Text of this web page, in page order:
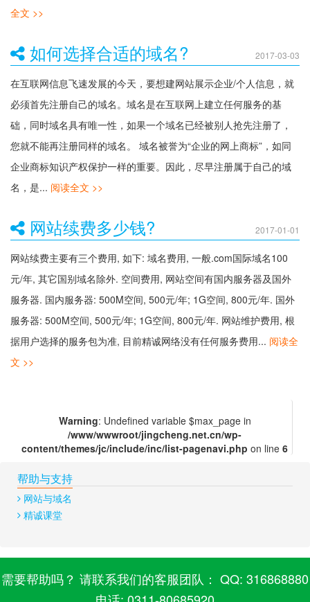
全文 >>
如何选择合适的域名? 2017-03-03
在互联网信息飞速发展的今天，要想建网站展示企业/个人信息，就
必须首先注册自己的域名。域名是在互联网上建立任何服务的基
础，同时域名具有唯一性，如果一个域名已经被别人抢先注册了，
您就不能再注册同样的域名。 域名被誉为“企业的网上商标”，如同
企业商标知识产权保护一样的重要。因此，尽早注册属于自己的域
名，是... 阅读全文 >>
网站续费多少钱? 2017-01-01
网站续费主要有三个费用, 如下: 域名费用, 一般.com国际域名100
元/年, 其它国别域名除外. 空间费用, 网站空间有国内服务器及国外
服务器. 国内服务器: 500M空间, 500元/年; 1G空间, 800元/年. 国外
服务器: 500M空间, 500元/年; 1G空间, 800元/年. 网站维护费用, 根
据用户选择的服务包为准, 目前精诚网络没有任何服务费用... 阅读全
文 >>
Warning: Undefined variable $max_page in
/www/wwwroot/jingcheng.net.cn/wp-
content/themes/jc/include/inc/list-pagenavi.php on line 6
帮助与支持
网站与域名
精诚课堂
需要帮助吗？ 请联系我们的客服团队： QQ: 316868880